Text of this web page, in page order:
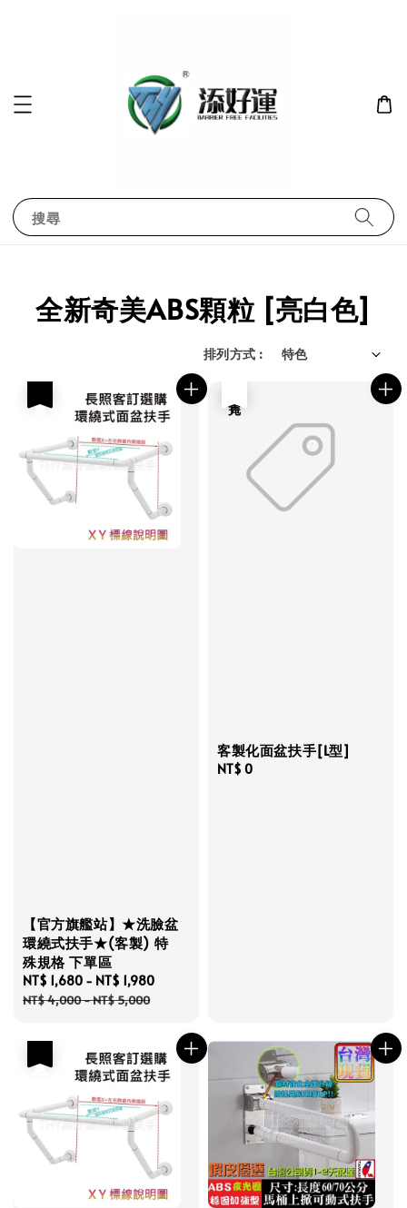
搜尋
全新奇美ABS顆粒 [亮白色]
排列方式 :
【官方旗艦站】★洗臉盆
環繞式扶手★(客製) 特
殊規格 下單區
Sale
price
NT$ 1,680 - NT$ 1,980
NT$ 4,000-NT$ 5,000
客製化面盆扶手[L型]
Regular
NT$ 0